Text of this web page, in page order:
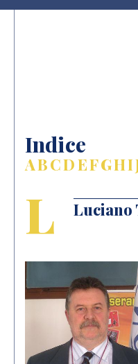
Indice
ABCDEFGHI
L Luciano